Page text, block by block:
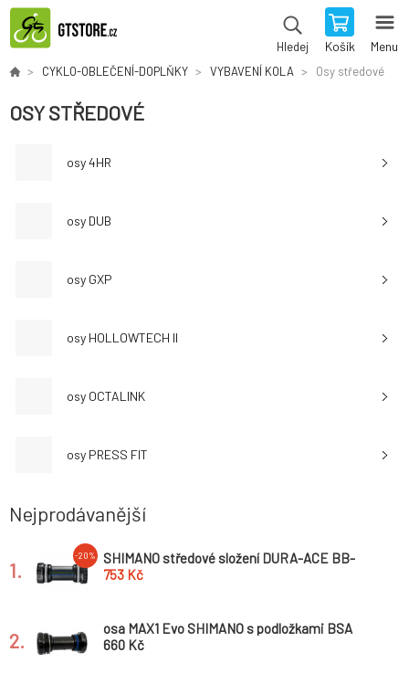
Hledej Košík Menu
CYKLO-OBLEČENÍ-DOPLŇKY VYBAVENÍ KOLA Osy středové
OSY STŘEDOVÉ
osy 4HR
osy DUB
osy GXP
osy HOLLOWTECH II
osy OCTALINK
osy PRESS FIT
Nejprodávanější
1.
-20%
SHIMANO středové složení DURA-ACE BB-
R9100
753 Kč
2.
osa MAX1 Evo SHIMANO s podložkami BSA
660 Kč